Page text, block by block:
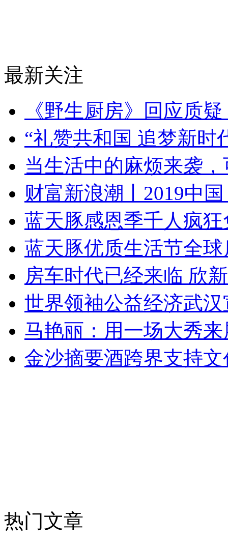
最新关注
《野生厨房》回应质
“礼赞共和国 追梦新时
当生活中的麻烦来袭
财富新浪潮丨2019中
蓝天豚感恩季千人疯
蓝天豚优质生活节全
房车时代已经来临 欣
世界领袖公益经济武
马艳丽：用一场大秀来
金沙摘要酒跨界支持
热门文章